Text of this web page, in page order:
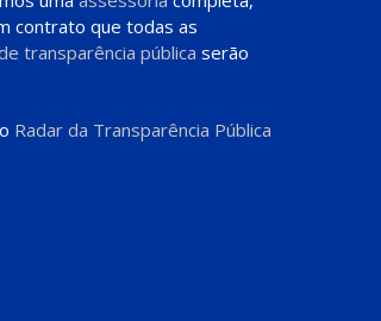
contrato que todas as
transparência pública serão
Radar da Transparência Pública